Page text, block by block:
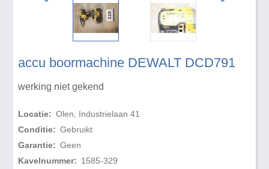
accu boormachine DEWALT DCD791
werking niet gekend
Locatie: Olen, Industrielaan 41
Conditie: Gebruikt
Garantie: Geen
Kavelnummer: 1585-329